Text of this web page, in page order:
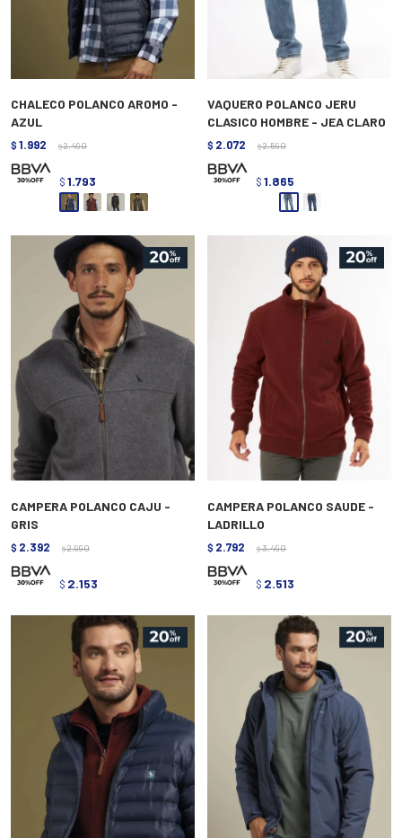
CHALECO POLANCO AROMO -
AZUL
$ 1.992 $ 2.490
$ 1.793
VAQUERO POLANCO JERU
CLASICO HOMBRE - JEA CLARO
$ 2.072 $ 2.590
$ 1.865
CAMPERA POLANCO CAJU -
GRIS
$ 2.392 $ 2.990
$ 2.153
CAMPERA POLANCO SAUDE -
LADRILLO
$ 2.792 $ 3.490
$ 2.513